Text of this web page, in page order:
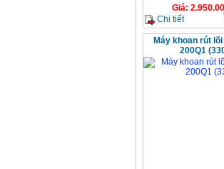
Giá:
Chi tiết
Máy khoan rút
200Q1